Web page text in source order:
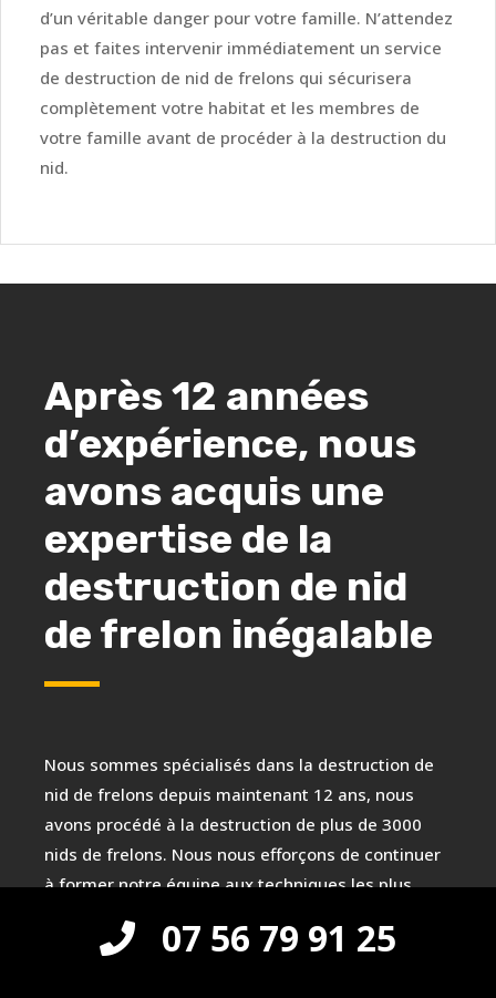
d’un véritable danger pour votre famille. N’attendez
pas et faites intervenir immédiatement un service
de destruction de nid de frelons qui sécurisera
complètement votre habitat et les membres de
votre famille avant de procéder à la destruction du
nid.
Après 12 années
d’expérience, nous
avons acquis une
expertise de la
destruction de nid
de frelon inégalable
Nous sommes spécialisés dans la destruction de
nid de frelons depuis maintenant 12 ans, nous
avons procédé à la destruction de plus de 3000
nids de frelons. Nous nous efforçons de continuer
à former notre équipe aux techniques les plus
sécurité et votre confort passent avant tout. Nous
07 56 79 91 25